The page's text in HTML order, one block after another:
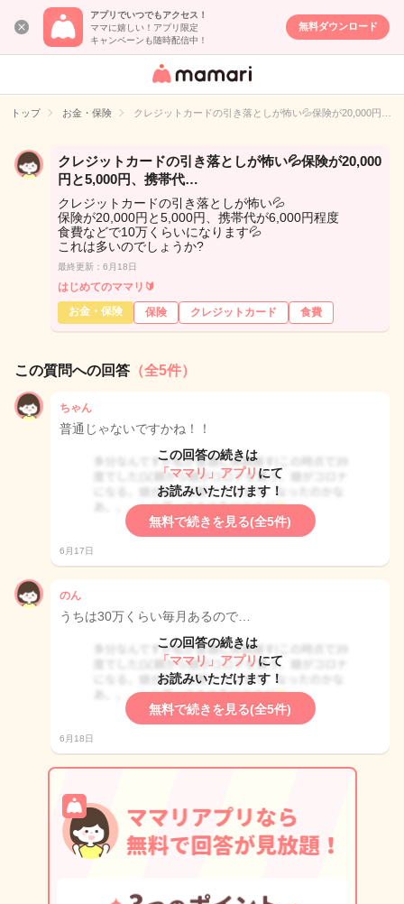
アプリでいつでもアクセス！
ママに嬉しい！アプリ限定
キャンペーンも随時配信中！
無料ダウンロード
女性専用匿名QA
イト
トップ お金・保険 クレジットカードの引き落としが怖い💦保険が20,000円…
クレジットカードの引き落としが怖い💦保険が20,000
円と5,000円、携帯代…
クレジットカードの引き落としが怖い💦
保険が20,000円と5,000円、携帯代が6,000円程度
食費などで10万くらいになります💦
これは多いのでしょうか?
最終更新：6月18日
はじめてのママリ🔰
お金・保険
保険 クレジットカード 食費
この質問への回答 （全5件）
ちゃん
普通じゃないですかね！！
この回答の続きは
「ママリ」アプリ にて
お読みいただけます！
無料で続きを見る(全5件)
6月17日
のん
うちは30万くらい毎月あるので…
この回答の続きは
「ママリ」アプリ にて
お読みいただけます！
無料で続きを見る(全5件)
6月18日